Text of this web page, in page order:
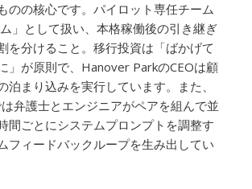
のの核心です。パイロット専任チーム
」として扱い、本格稼働後の引き継ぎ
を分けること。移行投資は「ばかげて
」が原則で、Hanover ParkのCEOは顧
泊まり込みを実行しています。また、
弁護士とエンジニアがペアを組んで並
間ごとにシステムプロンプトを調整す
フィードバックループを生み出してい